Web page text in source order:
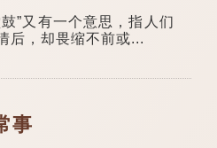
又有一个意思，指人们
后，却畏缩不前或...
事